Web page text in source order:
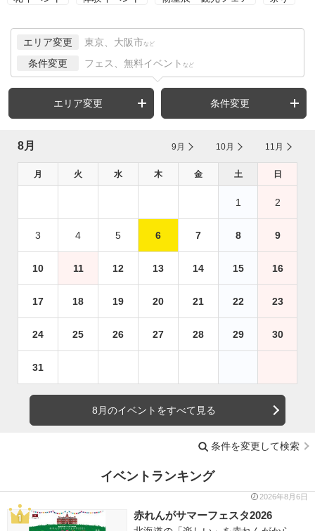
エリア変更 東京、大阪市 など
条件変更 フェス、無料イベント など
エリア変更 条件変更
8月 9月 10月 11月
月 火 水 木 金 土 日
1 2
3 4 5 6 7 8 9
10 11 12 13 14 15 16
17 18 19 20 21 22 23
24 25 26 27 28 29 30
31
8月のイベントをすべて見る
条件を変更して検索
イベントランキング
2026年8月6日
赤れんがサマーフェスタ2026